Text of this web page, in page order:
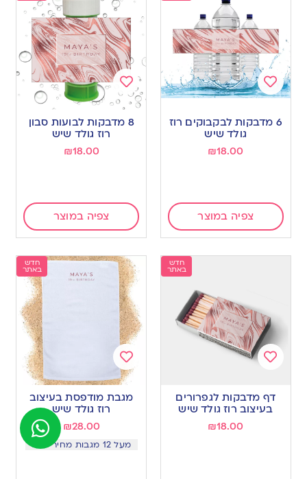
Add
to
wishlist
6 מדבקות לבקבוקים רוז
גולד שיש
₪18.00
צפיה במוצר
Add
to
wishlist
8 מדבקות לבועות סבון
רוז גולד שיש
₪18.00
צפיה במוצר
חדש
באתר
to
wishlist
דף מדבקות לגפרורים
בעיצוב רוז גולד שיש
₪18.00
חדש
באתר
Add
to
wishlist
מגבת מודפסת בעיצוב
רוז גולד שיש
₪28.00
מעל 12 מגבות מחיר 25.5